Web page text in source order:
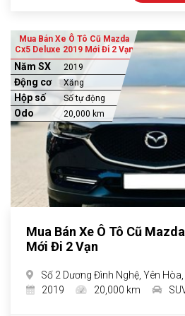
Mua Bán Xe Ô Tô Cũ Mazda
Cx5 Deluxe 2019 Mới Đi 2 Vạn
Năm SX 2019
Động cơ Xăng
Hộp số Số tự động
Odo 20,000 km
Mua Bán Xe Ô Tô Cũ
Mới Đi 2 Vạn
Số 2 Dương Đình Nghệ, Yên
2019
20,000 km